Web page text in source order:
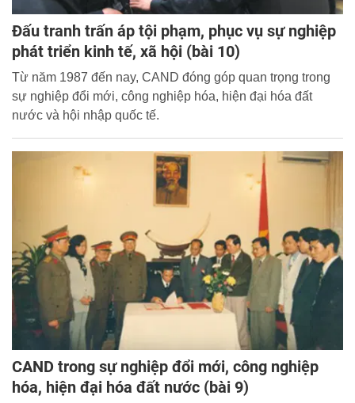
Đấu tranh trấn áp tội phạm, phục vụ sự nghiệp
phát triển kinh tế, xã hội (bài 10)
Từ năm 1987 đến nay, CAND đóng góp quan trọng trong
sự nghiệp đổi mới, công nghiệp hóa, hiện đại hóa đất
nước và hội nhập quốc tế.
CAND trong sự nghiệp đổi mới, công nghiệp
hóa, hiện đại hóa đất nước (bài 9)